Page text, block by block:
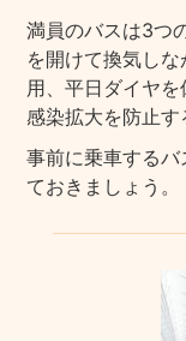
満員のバスは3つ
を開けて換気し
用、平日ダイヤ
感染拡大を防止す
事前に乗車する
ておきましょう。